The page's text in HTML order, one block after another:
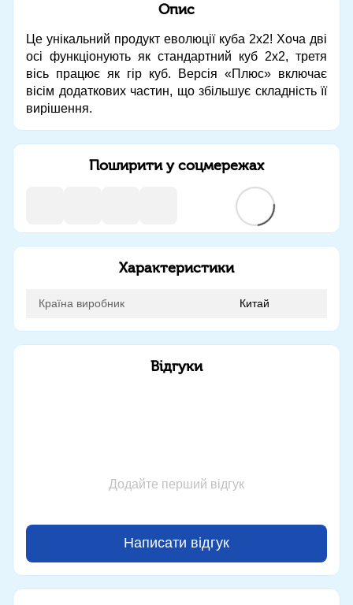
Опис
Це унікальний продукт еволюції куба 2x2! Хоча дві
осі функціонують як стандартний куб 2x2, третя
вісь працює як гір куб. Версія «Плюс» включає
вісім додаткових частин, що збільшує складність її
вирішення.
Поширити у соцмережах
Характеристики
Країна виробник Китай
Відгуки
Додайте перший відгук
Написати відгук